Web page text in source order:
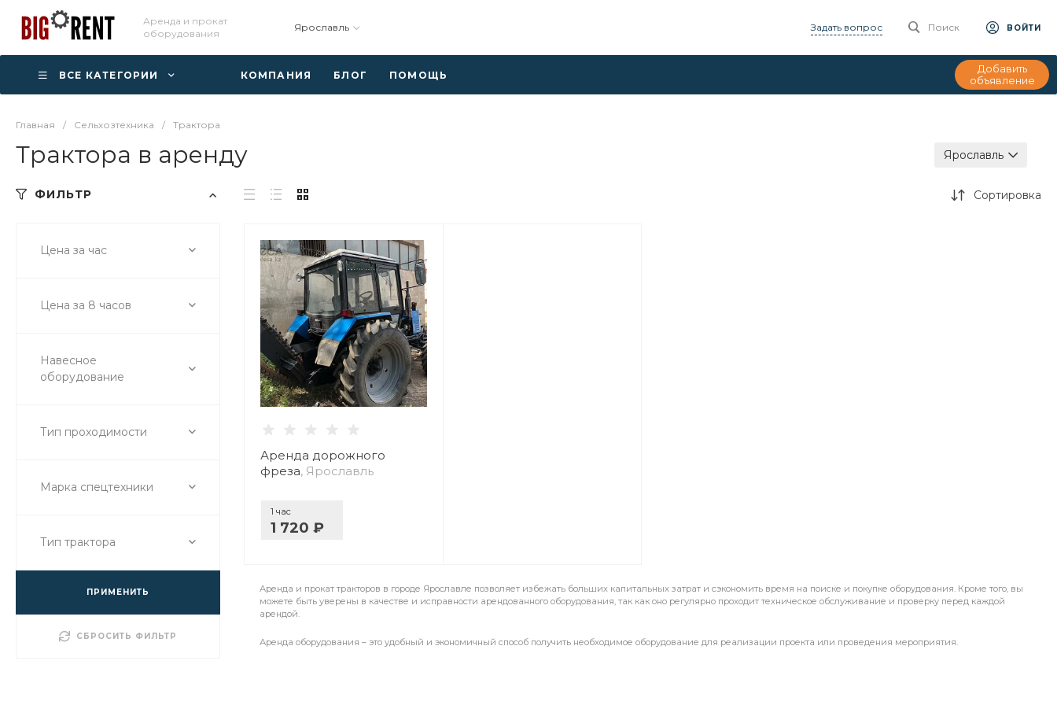
Аренда и прокат
оборудования
Ярославль Задать вопрос Поиск ВОЙТИ
ВСЕ КАТЕГОРИИ КОМПАНИЯ БЛОГ ПОМОЩЬ
Добавить
объявление
Главная / Сельхозтехника / Трактора
Трактора в аренду Ярославль
ФИЛЬТР
Цена за час
Цена за 8 часов
Навесное
оборудование
Тип проходимости
Марка спецтехники
Тип трактора
ПРИМЕНИТЬ
СБРОСИТЬ ФИЛЬТР
Сортировка
Аренда дорожного
фреза, Ярославль
1 час
1 720 ₽
Аренда и прокат тракторов в городе Ярославле позволяет избежать больших капитальных затрат и сэкономить время на поиске и покупке оборудования. Кроме того, вы
можете быть уверены в качестве и исправности арендованного оборудования, так как оно регулярно проходит техническое обслуживание и проверку перед каждой
арендой.
Аренда оборудования – это удобный и экономичный способ получить необходимое оборудование для реализации проекта или проведения мероприятия.